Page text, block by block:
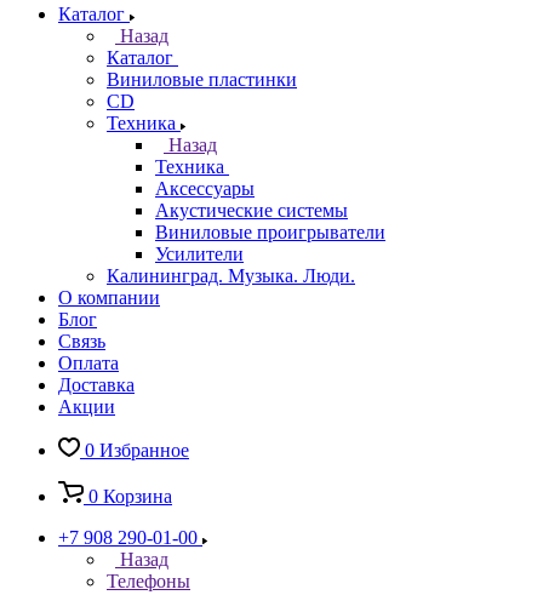
Каталог
Назад
Каталог
Виниловые пластинки
CD
Техника
Назад
Техника
Аксессуары
Акустические системы
Виниловые проигрыватели
Усилители
Калининград. Музыка. Люди.
О компании
Блог
Связь
Оплата
Доставка
Акции
0 Избранное
0 Корзина
+7 908 290-01-00
Назад
Телефоны